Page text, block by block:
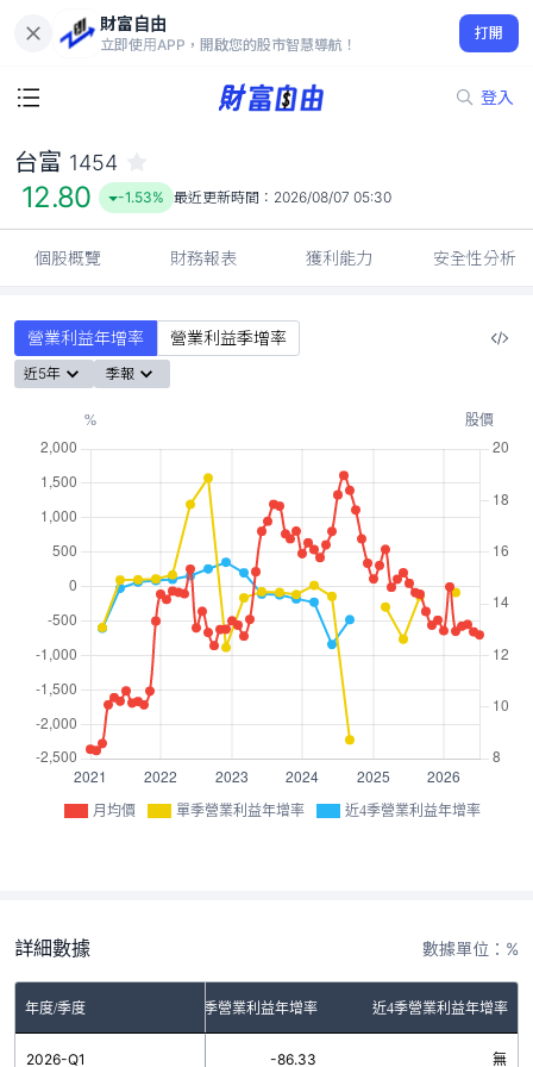
財富自由
立即使用APP，開啟您的股市智慧導航！
打開
登入
12.80
-1.53%
台富 1454
12.80 -1.53% 最近更新時間： 2026/08/07 05:30
個股概覽 財務報表 獲利能力 安全性分析
營業利益年增率 營業利益季增率
近5年 季報
月均價 單季營業利益年增率 近4季營業利益年增率
詳細數據 數據單位：%
年度/季度 單季營業利益年增率 近4季營業利益年增率
2026-Q1 -86.33 無